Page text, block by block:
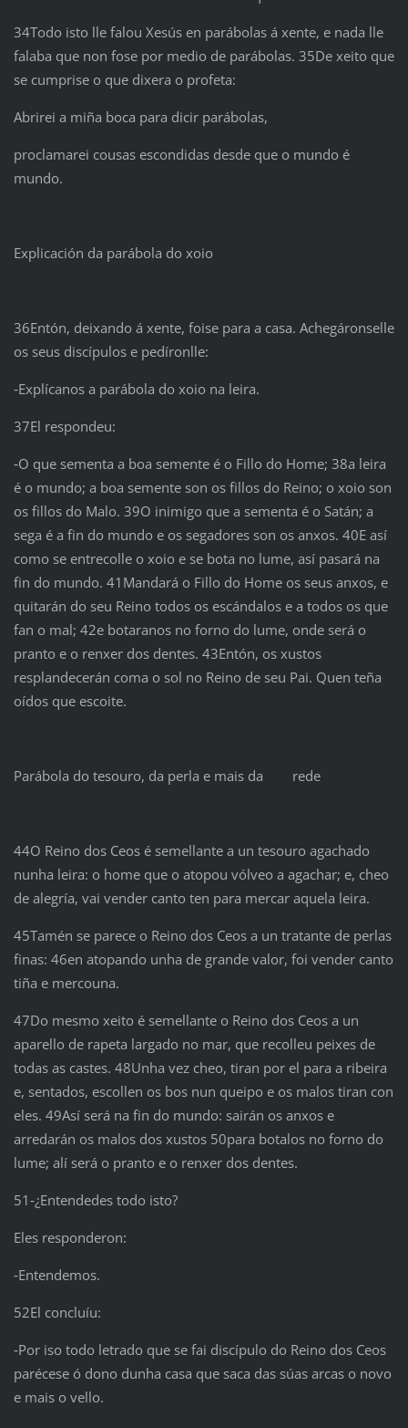
34Todo isto lle falou Xesús en parábolas á xente, e nada lle
falaba que non fose por medio de parábolas. 35De xeito que
se cumprise o que dixera o profeta:
Abrirei a miña boca para dicir parábolas,
proclamarei cousas escondidas desde que o mundo é
mundo.
Explicación da parábola do xoio
36Entón, deixando á xente, foise para a casa. Achegáronselle
os seus discípulos e pedíronlle:
‑Explícanos a parábola do xoio na leira.
37El respondeu:
‑O que sementa a boa semente é o Fillo do Home; 38a leira
é o mundo; a boa semente son os fillos do Reino; o xoio son
os fillos do Malo. 39O inimigo que a sementa é o Satán; a
sega é a fin do mundo e os segadores son os anxos. 40E así
como se entrecolle o xoio e se bota no lume, así pasará na
fin do mundo. 41Mandará o Fillo do Home os seus anxos, e
quitarán do seu Reino todos os escándalos e a todos os que
fan o mal; 42e botaranos no forno do lume, onde será o
pranto e o renxer dos dentes. 43Entón, os xustos
resplandecerán coma o sol no Reino de seu Pai. Quen teña
oídos que escoite.
Parábola do tesouro, da perla e mais da rede
44O Reino dos Ceos é semellante a un tesouro agachado
nunha leira: o home que o atopou vólveo a agachar; e, cheo
de alegría, vai vender canto ten para mercar aquela leira.
45Tamén se parece o Reino dos Ceos a un tratante de perlas
finas: 46en atopando unha de grande valor, foi vender canto
tiña e mercouna.
47Do mesmo xeito é semellante o Reino dos Ceos a un
aparello de rapeta largado no mar, que recolleu peixes de
todas as castes. 48Unha vez cheo, tiran por el para a ribeira
e, sentados, escollen os bos nun queipo e os malos tiran con
eles. 49Así será na fin do mundo: sairán os anxos e
arredarán os malos dos xustos 50para botalos no forno do
lume; alí será o pranto e o renxer dos dentes.
51‑¿Entendedes todo isto?
Eles responderon:
‑Entendemos.
52El concluíu:
‑Por iso todo letrado que se fai discípulo do Reino dos Ceos
parécese ó dono dunha casa que saca das súas arcas o novo
e mais o vello.